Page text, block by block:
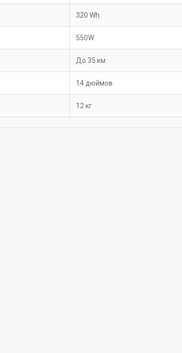
320 Wh
550W
До 35 км
14 дюймов
12 кг